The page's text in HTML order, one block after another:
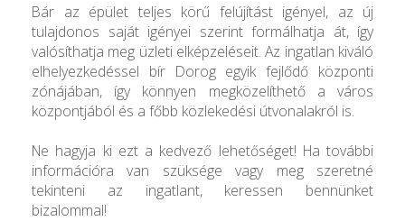
Bár az épület teljes körű felújítást igényel, az új
tulajdonos saját igényei szerint formálhatja át, így
valósíthatja meg üzleti elképzeléseit. Az ingatlan kiváló
elhelyezkedéssel bír Dorog egyik fejlődő központi
zónájában, így könnyen megközelíthető a város
központjából és a főbb közlekedési útvonalakról is.
Ne hagyja ki ezt a kedvező lehetőséget! Ha további
információra van szüksége vagy meg szeretné
tekinteni az ingatlant, keressen bennünket
bizalommal!